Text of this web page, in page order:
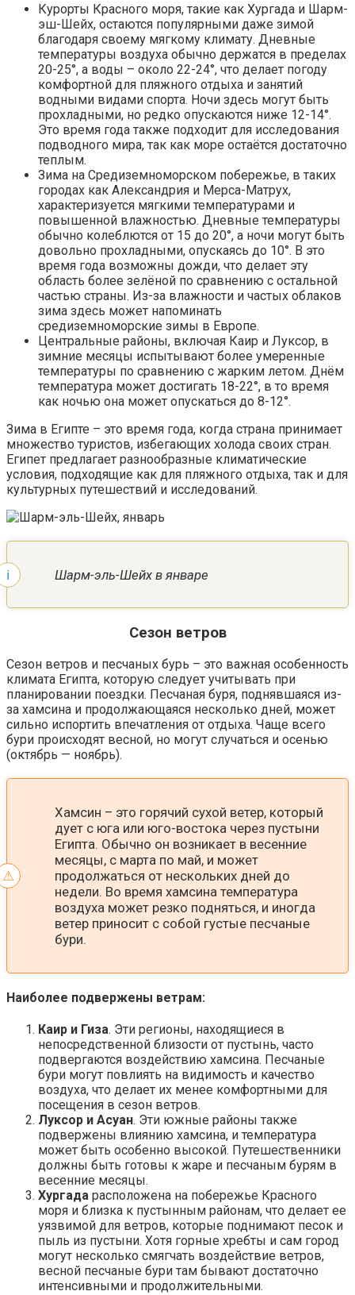
Курорты Красного моря, такие как Хургада и Шарм-
эш-Шейх, остаются популярными даже зимой
благодаря своему мягкому климату. Дневные
температуры воздуха обычно держатся в пределах
20-25°, а воды – около 22-24°, что делает погоду
комфортной для пляжного отдыха и занятий
водными видами спорта. Ночи здесь могут быть
прохладными, но редко опускаются ниже 12-14°.
Это время года также подходит для исследования
подводного мира, так как море остаётся достаточно
теплым.
Зима на Средиземноморском побережье, в таких
городах как Александрия и Мерса-Матрух,
характеризуется мягкими температурами и
повышенной влажностью. Дневные температуры
обычно колеблются от 15 до 20°, а ночи могут быть
довольно прохладными, опускаясь до 10°. В это
время года возможны дожди, что делает эту
область более зелёной по сравнению с остальной
частью страны. Из-за влажности и частых облаков
зима здесь может напоминать
средиземноморские зимы в Европе.
Центральные районы, включая Каир и Луксор, в
зимние месяцы испытывают более умеренные
температуры по сравнению с жарким летом. Днём
температура может достигать 18-22°, в то время
как ночью она может опускаться до 8-12°.
Зима в Египте – это время года, когда страна принимает
множество туристов, избегающих холода своих стран.
Египет предлагает разнообразные климатические
условия, подходящие как для пляжного отдыха, так и для
культурных путешествий и исследований.
Шарм-эль-Шейх в январе
Сезон ветров
Сезон ветров и песчаных бурь – это важная особенность
климата Египта, которую следует учитывать при
планировании поездки. Песчаная буря, поднявшаяся из-
за хамсина и продолжающаяся несколько дней, может
сильно испортить впечатления от отдыха. Чаще всего
бури происходят весной, но могут случаться и осенью
(октябрь — ноябрь).
Хамсин – это горячий сухой ветер, который
дует с юга или юго-востока через пустыни
Египта. Обычно он возникает в весенние
месяцы, с марта по май, и может
продолжаться от нескольких дней до
недели. Во время хамсина температура
воздуха может резко подняться, и иногда
ветер приносит с собой густые песчаные
бури.
Наиболее подвержены ветрам:
Каир и Гиза. Эти регионы, находящиеся в
непосредственной близости от пустынь, часто
подвергаются воздействию хамсина. Песчаные
бури могут повлиять на видимость и качество
воздуха, что делает их менее комфортными для
посещения в сезон ветров​.
Луксор и Асуан. Эти южные районы также
подвержены влиянию хамсина, и температура
может быть особенно высокой. Путешественники
должны быть готовы к жаре и песчаным бурям в
весенние месяцы​.
Хургада расположена на побережье Красного
моря и близка к пустынным районам, что делает ее
уязвимой для ветров, которые поднимают песок и
пыль из пустыни. Хотя горные хребты и сам город
могут несколько смягчать воздействие ветров,
весной песчаные бури там бывают достаточно
интенсивными и продолжительными.